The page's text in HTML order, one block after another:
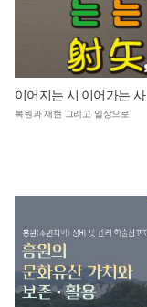
이어지는 시 이어가는 사
복원과 재현 그리고 일상으로